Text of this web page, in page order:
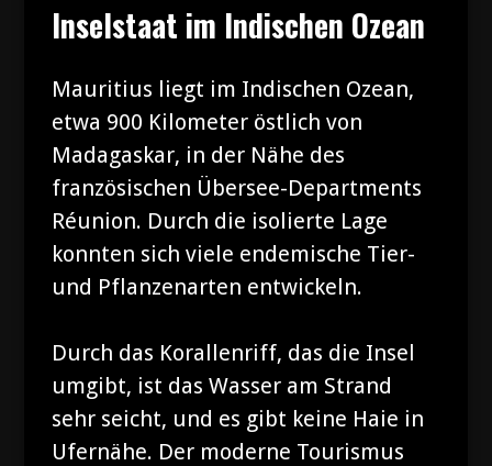
Inselstaat im Indischen Ozean
Mauritius liegt im Indischen Ozean,
etwa 900 Kilometer östlich von
Madagaskar, in der Nähe des
französischen Übersee-Departments
Réunion. Durch die isolierte Lage
konnten sich viele endemische Tier-
und Pflanzenarten entwickeln.
Durch das Korallenriff, das die Insel
umgibt, ist das Wasser am Strand
sehr seicht, und es gibt keine Haie in
Ufernähe. Der moderne Tourismus